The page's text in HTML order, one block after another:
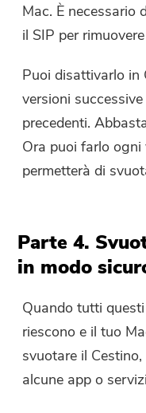
Mac. È necessario
il SIP per
Puoi disattivarlo in
versioni
precedenti.
Ora puoi farlo
permetterà di
Parte 4.
in modo
Quando tutti
riescono e il tuo
svuotare il
alcune app o